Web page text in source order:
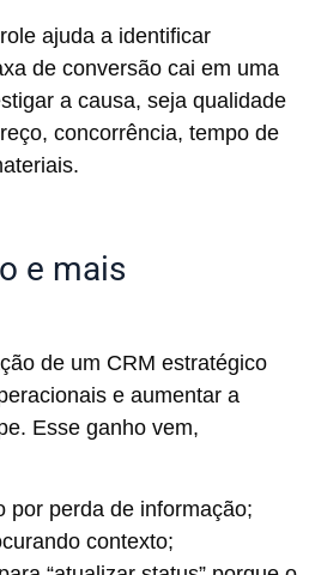
ajuda a identificar
de conversão cai em uma
a causa, seja qualidade
concorrência, tempo de
e mais
de um CRM estratégico
e aumentar a
Esse ganho vem,
por perda de informação;
contexto;